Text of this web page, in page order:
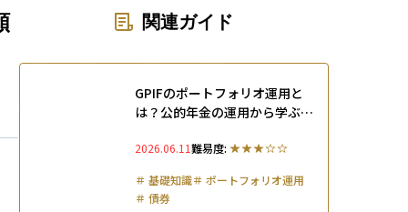
関連ガイド
GPIFのポートフォリオ運用と
は？公的年金の運用から学ぶ投
やすく解説
2026.06.11難易度:
＃基礎知識＃ポートフォリオ運用
＃債券